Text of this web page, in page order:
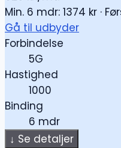
Min. 6 mdr: 1374 kr ·
Gå til udbyder
Forbindelse
5G
Hastighed
1000
Binding
6 mdr
↓ Se detaljer